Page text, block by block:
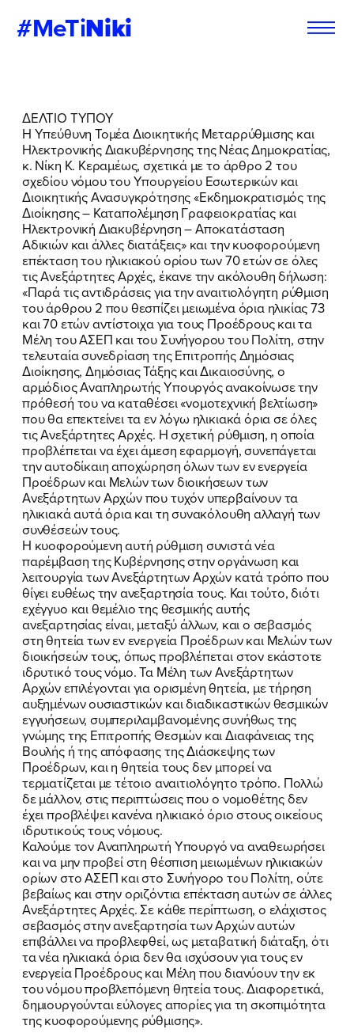
ΠΟΙΑ ΕΙΜΑΙ
ΕΡΓΟ
ΕΚΔΗΛΩΣΕΙΣ
ΝΕΑ
ΕΛΑ ΚΙ ΕΣΥ
FB IN TW YT LN VB TIKTOK
#MeTiNiki
ΔΕΛΤΙΟ ΤΥΠΟΥ
Η Υπεύθυνη Τομέα Διοικητικής Μεταρρύθμισης και
Ηλεκτρονικής Διακυβέρνησης της Νέας Δημοκρατίας,
κ. Νίκη Κ. Κεραμέως, σχετικά με το άρθρο 2 του
σχεδίου νόμου του Υπουργείου Εσωτερικών και
Διοικητικής Ανασυγκρότησης «Εκδημοκρατισμός της
Διοίκησης – Καταπολέμηση Γραφειοκρατίας και
Ηλεκτρονική Διακυβέρνηση – Αποκατάσταση
Αδικιών και άλλες διατάξεις» και την κυοφορούμενη
επέκταση του ηλικιακού ορίου των 70 ετών σε όλες
τις Ανεξάρτητες Αρχές, έκανε την ακόλουθη δήλωση:
«Παρά τις αντιδράσεις για την αναιτιολόγητη ρύθμιση
του άρθρου 2 που θεσπίζει μειωμένα όρια ηλικίας 73
και 70 ετών αντίστοιχα για τους Προέδρους και τα
Μέλη του ΑΣΕΠ και του Συνήγορου του Πολίτη, στην
τελευταία συνεδρίαση της Επιτροπής Δημόσιας
Διοίκησης, Δημόσιας Τάξης και Δικαιοσύνης, ο
αρμόδιος Αναπληρωτής Υπουργός ανακοίνωσε την
πρόθεσή του να καταθέσει «νομοτεχνική βελτίωση»
που θα επεκτείνει τα εν λόγω ηλικιακά όρια σε όλες
τις Ανεξάρτητες Αρχές. Η σχετική ρύθμιση, η οποία
προβλέπεται να έχει άμεση εφαρμογή, συνεπάγεται
την αυτοδίκαιη αποχώρηση όλων των εν ενεργεία
Προέδρων και Μελών των διοικήσεων των
Ανεξάρτητων Αρχών που τυχόν υπερβαίνουν τα
ηλικιακά αυτά όρια και τη συνακόλουθη αλλαγή των
συνθέσεών τους.
Η κυοφορούμενη αυτή ρύθμιση συνιστά νέα
παρέμβαση της Κυβέρνησης στην οργάνωση και
λειτουργία των Ανεξάρτητων Αρχών κατά τρόπο που
θίγει ευθέως την ανεξαρτησία τους. Και τούτο, διότι
εχέγγυο και θεμέλιο της θεσμικής αυτής
ανεξαρτησίας είναι, μεταξύ άλλων, και ο σεβασμός
στη θητεία των εν ενεργεία Προέδρων και Μελών των
διοικήσεών τους, όπως προβλέπεται στον εκάστοτε
ιδρυτικό τους νόμο. Τα Μέλη των Ανεξάρτητων
Αρχών επιλέγονται για ορισμένη θητεία, με τήρηση
αυξημένων ουσιαστικών και διαδικαστικών θεσμικών
εγγυήσεων, συμπεριλαμβανομένης συνήθως της
γνώμης της Επιτροπής Θεσμών και Διαφάνειας της
Βουλής ή της απόφασης της Διάσκεψης των
Προέδρων, και η θητεία τους δεν μπορεί να
τερματίζεται με τέτοιο αναιτιολόγητο τρόπο. Πολλώ
δε μάλλον, στις περιπτώσεις που ο νομοθέτης δεν
έχει προβλέψει κανένα ηλικιακό όριο στους οικείους
ιδρυτικούς τους νόμους.
Καλούμε τον Αναπληρωτή Υπουργό να αναθεωρήσει
και να μην προβεί στη θέσπιση μειωμένων ηλικιακών
ορίων στο ΑΣΕΠ και στο Συνήγορο του Πολίτη, ούτε
βεβαίως και στην οριζόντια επέκταση αυτών σε άλλες
Ανεξάρτητες Αρχές. Σε κάθε περίπτωση, ο ελάχιστος
σεβασμός στην ανεξαρτησία των Αρχών αυτών
επιβάλλει να προβλεφθεί, ως μεταβατική διάταξη, ότι
τα νέα ηλικιακά όρια δεν θα ισχύσουν για τους εν
ενεργεία Προέδρους και Μέλη που διανύουν την εκ
του νόμου προβλεπόμενη θητεία τους. Διαφορετικά,
δημιουργούνται εύλογες απορίες για τη σκοπιμότητα
της κυοφορούμενης ρύθμισης».
Φόρμα
Εθελοντή
Εάν θέλετε να ενημερώνεστε για τις
δράσεις μας, μπορείτε να δηλώσετε
παρακάτω τα στοιχεία σας:
ΣΥΜΠΛΗΡΩΣΤΕ ΤΗ ΦΟΡΜΑ
ΟΝΟΜΑ*
ΕΠΙΘΕΤΟ*
ΤΗΛΕΦΩΝΟ*
EMAIL*
Αποδέχομαι τηνΠολιτική
Προστασίας Προσωπικών
Δεδομένωνκαι τους τουςΌρους
Χρήσηςτου δικτυακού τόπου του
Πολιτικού Γραφείου της Βουλευτού
Νίκης Κεραμέως
ΥΠΟΒΟΛΗ
Εγγραφή στο
Newsletter
Εάν θέλετε να ενημερώνεστε για τις
δράσεις μας, μπορείτε να δηλώσετε
παρακάτω τα στοιχεία σας:
ΣΥΜΠΛΗΡΩΣΤΕ ΤΗ ΦΟΡΜΑ
ΟΝΟΜΑ*
ΕΠΙΘΕΤΟ*
ΤΗΛΕΦΩΝΟ
EMAIL*
Αποδέχομαι τηνΠολιτική
Προστασίας Προσωπικών
Δεδομένωνκαι τους τουςΌρους
Χρήσηςτου δικτυακού τόπου του
Πολιτικού Γραφείου της Βουλευτού
Νίκης Κεραμέως
ΥΠΟΒΟΛΗ